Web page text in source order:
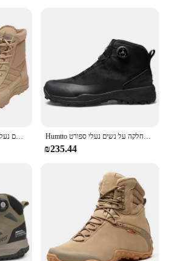
Humtto טיולי הליכה נעלי גברים בחורף העליון חם ללא החלקה על נשים נעלי ספורט
₪235.44